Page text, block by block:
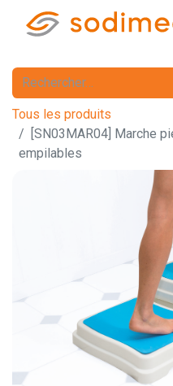
Tous les produits
[SN03MAR04] Marche
empilables